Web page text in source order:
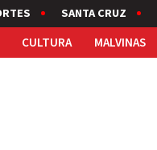
SANTA CRUZ
CULTURA MALVINAS